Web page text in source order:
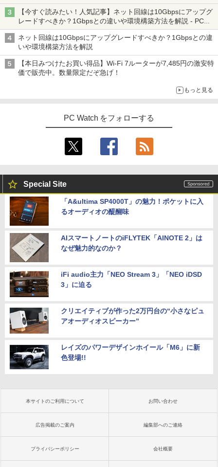
の静音化を追求
【今すぐ読みたい！人気記事】ネット回線は10Gbpsにアップグ
レードすべきか？1Gbpsとの違いや環境構築方法を解説 - PC
Watch
ネット回線は10Gbpsにアップグレードすべきか？1Gbpsとの違
いや環境構築方法を解説
【本日みつけたお買い得品】Wi-Fi 7ルーターが7,485円の激安特
価で販売中。数量限定だぞ急げ！
もっと見る
PC Watch をフォローする
Special Site
「A&ultima SP4000T」の魅力！ポケットに入
るオーディオの醍醐味
AIスマートノートのiFLYTEK「AINOTE 2」は
なぜ魅力的なのか？
iFi audio主力「NEO Stream 3」「NEO iDSD
3」に迫る
クリエイティブが作った2万円台の“小さなピュ
アオーディオスピーカー”
レイズのパワーデザインホイール「M6」に新
色登場!!
本サイトのご利用について お問い合わせ
広告掲載のご案内 編集部へのご連絡
プライバシーポリシー 会社概要